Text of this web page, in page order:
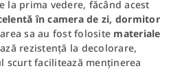
la prima vedere, făcând acest
în camera de zi, dormitor
sa au fost folosite materiale
rezistență la decolorare,
scurt facilitează menținerea